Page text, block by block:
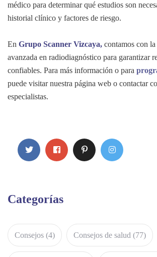
médico para determinar qué estudios son
historial clínico y factores de riesgo.
En Grupo Scanner Vizcaya, contamos con
avanzada en radiodiagnóstico para garantizar
confiables. Para más información o para
puede visitar nuestra página web o contactar
especialistas.
Categorías
Consejos (4) Consejos de salud (77)